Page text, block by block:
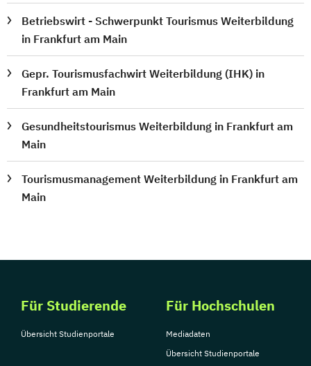
Betriebswirt - Schwerpunkt Tourismus Weiterbildung
in Frankfurt am Main
Gepr. Tourismusfachwirt Weiterbildung (IHK) in
Frankfurt am Main
Gesundheitstourismus Weiterbildung in Frankfurt am
Main
Tourismusmanagement Weiterbildung in Frankfurt am
Main
Für Studierende
Übersicht Studienportale
Für Hochschulen
Mediadaten
Übersicht Studienportale